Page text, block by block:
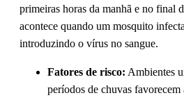
primeiras horas da manhã e no final
acontece quando um mosquito
introduzindo o vírus no sangue.
Fatores de risco: Ambientes
períodos de chuvas